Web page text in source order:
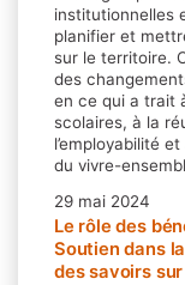
institutionnelles
planifier et
sur le territoire.
des
en ce qui a trait
scolaires, à la
l’employabilité
du vivre-
29 mai 2024
Le rôle des
Soutien dans
des savoirs sur